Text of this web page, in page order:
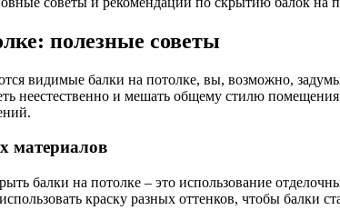
полезные советы
видимые балки на потолке, вы, возможно,
неестественно и мешать общему стилю
материалов
балки на потолке – это использование
краску разных оттенков, чтобы балки